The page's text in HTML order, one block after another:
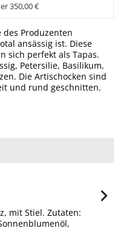
350,00 €
des Produzenten
ansässig ist. Diese
sich perfekt als Tapas.
Petersilie, Basilikum,
Die Artischocken sind
und rund geschnitten.
mit Stiel. Zutaten: